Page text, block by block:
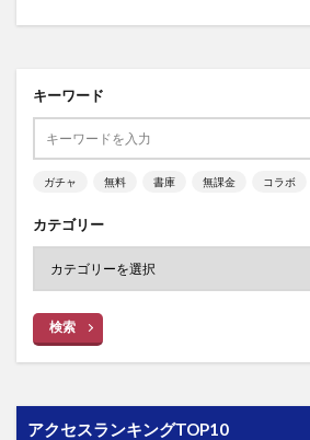
キーワード
ガチャ 無料 書庫 無課金 コラボ
カテゴリー
検索
アクセスランキングTOP10